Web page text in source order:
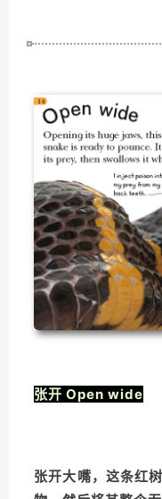
张开 Open wide
张开大嘴，这条红